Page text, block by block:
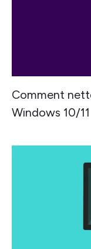
Comment
Windows 10/11